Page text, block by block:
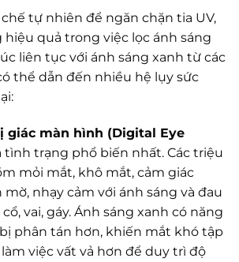
tự nhiên để ngăn chặn tia UV,
quả trong việc lọc ánh sáng
liên tục với ánh sáng xanh từ các
thể dẫn đến nhiều hệ lụy sức
giác màn hình (Digital Eye
trạng phổ biến nhất. Các triệu
mỏi mắt, khô mắt, cảm giác
nhạy cảm với ánh sáng và đau
vai, gáy. Ánh sáng xanh có năng
phân tán hơn, khiến mắt khó tập
việc vất vả hơn để duy trì độ